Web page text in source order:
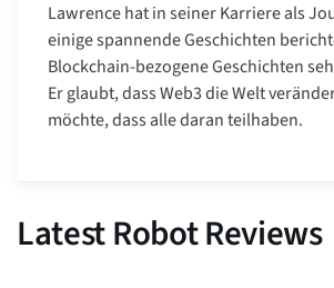
Lawrence hat in seiner Karriere als
einige spannende Geschichten
Blockchain-bezogene Geschichten
Er glaubt, dass Web3 die Welt
möchte, dass alle daran teilhaben.
Latest Robot Reviews